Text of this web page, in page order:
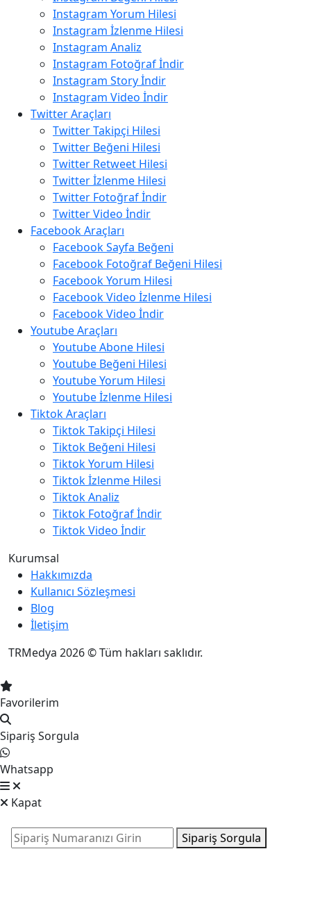
Instagram Yorum Hilesi
Instagram İzlenme Hilesi
Instagram Analiz
Instagram Fotoğraf İndir
Instagram Story İndir
Instagram Video İndir
Twitter Araçları
Twitter Takipçi Hilesi
Twitter Beğeni Hilesi
Twitter Retweet Hilesi
Twitter İzlenme Hilesi
Twitter Fotoğraf İndir
Twitter Video İndir
Facebook Araçları
Facebook Sayfa Beğeni
Facebook Fotoğraf Beğeni Hilesi
Facebook Yorum Hilesi
Facebook Video İzlenme Hilesi
Facebook Video İndir
Youtube Araçları
Youtube Abone Hilesi
Youtube Beğeni Hilesi
Youtube Yorum Hilesi
Youtube İzlenme Hilesi
Tiktok Araçları
Tiktok Takipçi Hilesi
Tiktok Beğeni Hilesi
Tiktok Yorum Hilesi
Tiktok İzlenme Hilesi
Tiktok Analiz
Tiktok Fotoğraf İndir
Tiktok Video İndir
Kurumsal
Hakkımızda
Kullanıcı Sözleşmesi
Blog
İletişim
TRMedya 2026 © Tüm hakları saklıdır.
Favorilerim
Sipariş Sorgula
Whatsapp
Kapat
Sipariş Sorgula